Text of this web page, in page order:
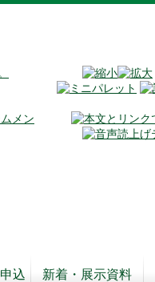
メン
込
新着・展示資料